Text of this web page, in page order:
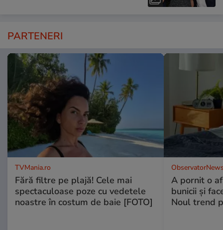
PARTENERI
TVMania.ro
Fără filtre pe plajă! Cele mai
spectaculoase poze cu vedetele
noastre în costum de baie [FOTO]
A pornit o
bunicii şi
Noul trend